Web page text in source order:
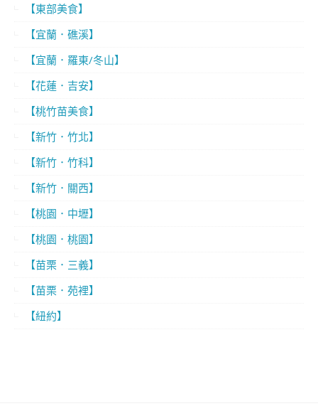
【東部美食】
【宜蘭．礁溪】
【宜蘭．羅東/冬山】
【花蓮．吉安】
【桃竹苗美食】
【新竹．竹北】
【新竹．竹科】
【新竹．關西】
【桃園．中壢】
【桃園．桃園】
【苗栗．三義】
【苗栗．苑裡】
【紐約】